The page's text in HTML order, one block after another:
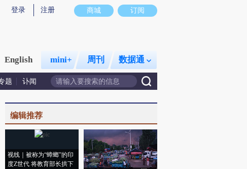
商城 订阅
登录 注册
English mini+ 周刊 数据通
题 讣闻
编辑推荐
视线｜被称为“蟑螂”的印
度Z世代 将教育部长拱下